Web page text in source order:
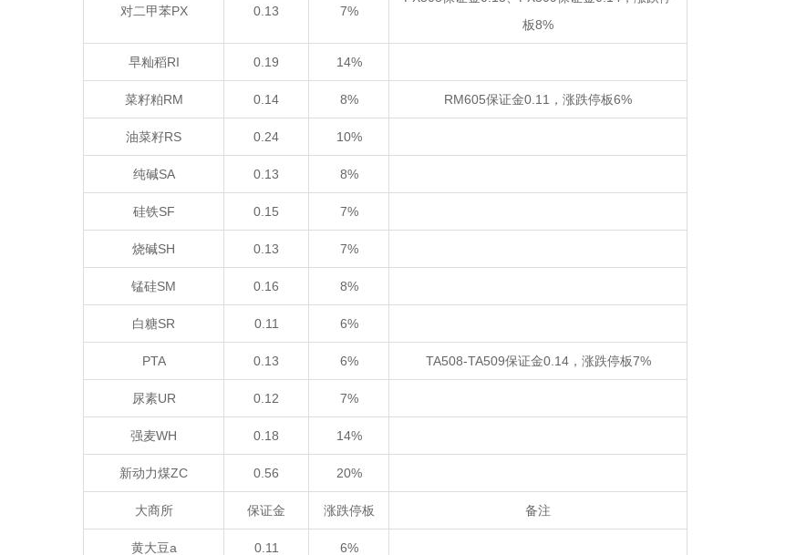
对二甲苯PX 0.13 7%
板8%
早籼稻RI 0.19 14%
菜籽粕RM 0.14 8% RM605保证金0.11，涨跌停板6%
油菜籽RS 0.24 10%
纯碱SA 0.13 8%
硅铁SF 0.15 7%
烧碱SH 0.13 7%
锰硅SM 0.16 8%
白糖SR 0.11 6%
PTA 0.13 6% TA508-TA509保证金0.14，涨跌停板7%
尿素UR 0.12 7%
强麦WH 0.18 14%
新动力煤ZC 0.56 20%
大商所 保证金 涨跌停板 备注
黄大豆a 0.11 6%